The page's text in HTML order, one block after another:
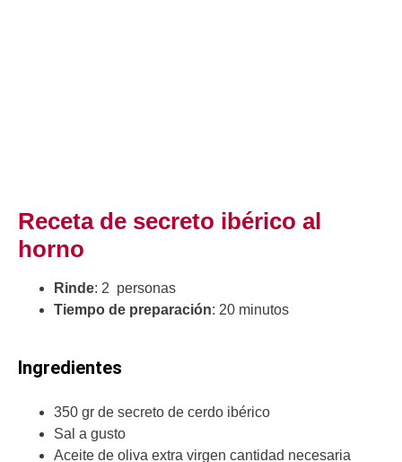
Receta de secreto ibérico al
horno
Rinde: 2 personas
Tiempo de preparación: 20 minutos
Ingredientes
350 gr de secreto de cerdo ibérico
Sal a gusto
Aceite de oliva extra virgen cantidad necesaria